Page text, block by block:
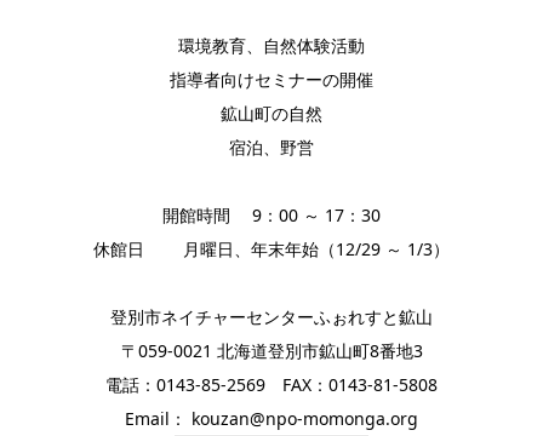
環境教育、自然体験活動
指導者向けセミナーの開催
鉱山町の自然
宿泊、野営
開館時間 9：00 ～ 17：30
休館日 月曜日、年末年始（12/29 ～ 1/3）
登別市ネイチャーセンターふぉれすと鉱山
〒059-0021 北海道登別市鉱山町8番地3
電話：0143-85-2569 FAX：0143-81-5808
Email： kouzan@npo-momonga.org